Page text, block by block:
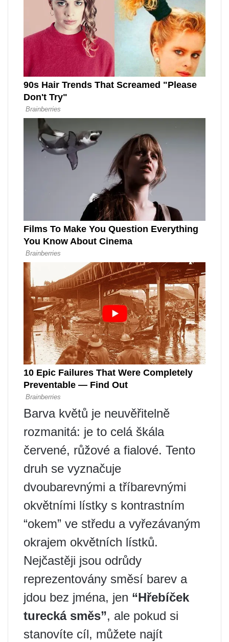
Barva květů je neuvěřitelně
rozmanitá: je to celá škála
červené, růžové a fialové. Tento
druh se vyznačuje
dvoubarevnými a tříbarevnými
okvětními lístky s kontrastním
“okem” ve středu a vyřezávaným
okrajem okvětních lístků.
Nejčastěji jsou odrůdy
reprezentovány směsí barev a
jdou bez jména, jen “Hřebíček
turecká směs”, ale pokud si
stanovíte cíl, můžete najít